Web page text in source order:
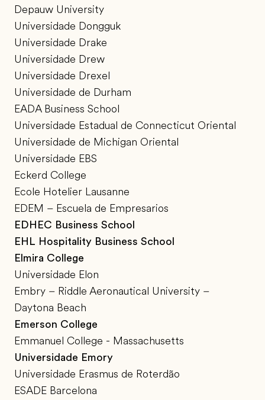
Depauw University
Universidade Dongguk
Universidade Drake
Universidade Drew
Universidade Drexel
Universidade de Durham
EADA Business School
Universidade Estadual de Connecticut Oriental
Universidade de Michigan Oriental
Universidade EBS
Eckerd College
Ecole Hotelier Lausanne
EDEM – Escuela de Empresarios
EDHEC Business School
EHL Hospitality Business School
Elmira College
Universidade Elon
Embry – Riddle Aeronautical University –
Daytona Beach
Emerson College
Emmanuel College - Massachusetts
Universidade Emory
Universidade Erasmus de Roterdão
ESADE Barcelona